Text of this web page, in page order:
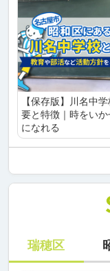
【保存版】川名中
要と特徴｜時をい
になれる
瑞穂区